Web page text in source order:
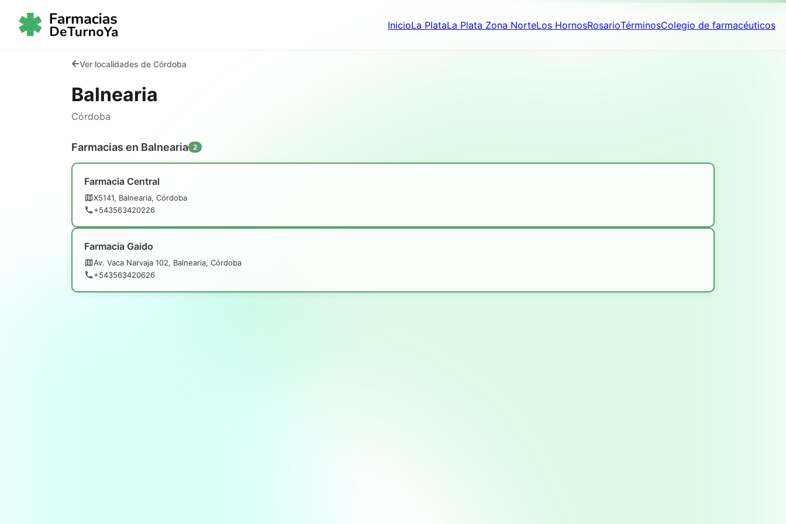
InicioLa PlataLa Plata Zona NorteLos HornosRosarioTérminosColegio de farmacéuticos
Ver localidades de Córdoba
Balnearia
Córdoba
Farmacias en Balnearia 2
Farmacia Central
X5141, Balnearia, Córdoba
+543563420226
Farmacia Gaido
Av. Vaca Narvaja 102, Balnearia, Córdoba
+543563420626